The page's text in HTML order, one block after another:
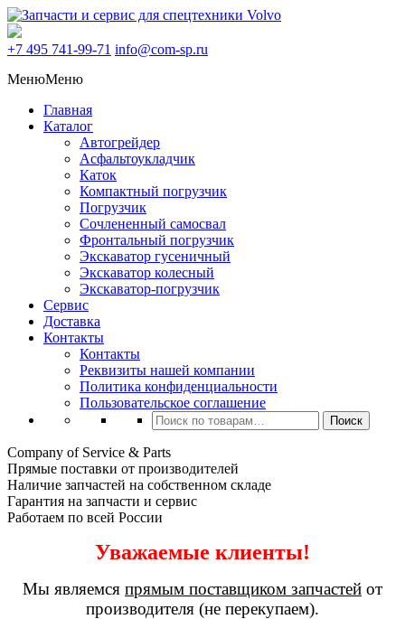
+7 495 741-99-71 info@com-sp.ru
МенюМеню
Главная
Каталог
Автогрейдер
Асфальтоукладчик
Каток
Компактный погрузчик
Погрузчик
Сочлененный самосвал
Фронтальный погрузчик
Экскаватор гусеничный
Экскаватор колесный
Экскаватор-погрузчик
Сервис
Доставка
Контакты
Контакты
Реквизиты нашей компании
Политика конфиденциальности
Пользовательское соглашение
Искать:
Поиск
Company of Service & Parts
Прямые поставки от производителей
Наличие запчастей на собственном складе
Гарантия на запчасти и сервис
Работаем по всей России
Уважаемые клиенты!
Мы являемся прямым поставщиком запчастей от
производителя (не перекупаем).